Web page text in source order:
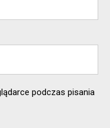
podczas pisania